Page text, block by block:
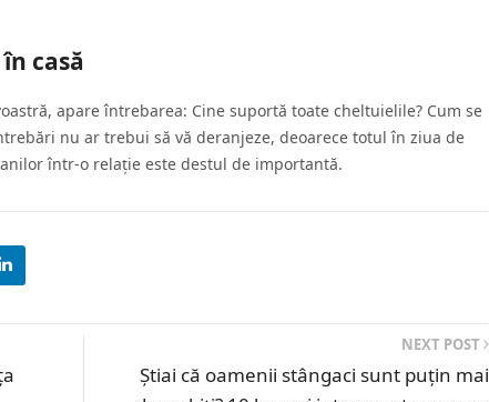
casă
apare întrebarea: Cine suportă toate cheltuielile? Cum se
nu ar trebui să vă deranjeze, deoarece totul în ziua de
într-o relație este destul de importantă.
NEXT POST
Știai că oamenii stângaci sunt puțin mai